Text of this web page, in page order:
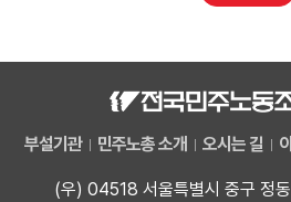
부설기관 민주노총 소개 오시는 길
(우) 04518 서울특별시 중구 정